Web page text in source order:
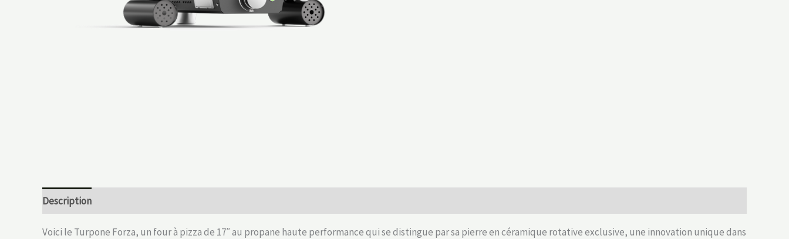
Description
Voici le Turpone Forza, un four à pizza de 17″ au propane haute performance qui se distingue par sa pierre en céramique rotative exclusive, une innovation unique dans